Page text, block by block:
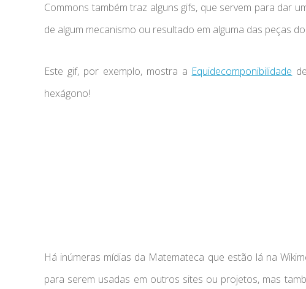
Commons também traz alguns gifs, que servem para dar
de algum mecanismo ou resultado em alguma das peças
Este gif, por exemplo, mostra a Equidecomponibilidade
hexágono!
Há inúmeras mídias da Matemateca que estão lá na
para serem usadas em outros sites ou projetos, mas